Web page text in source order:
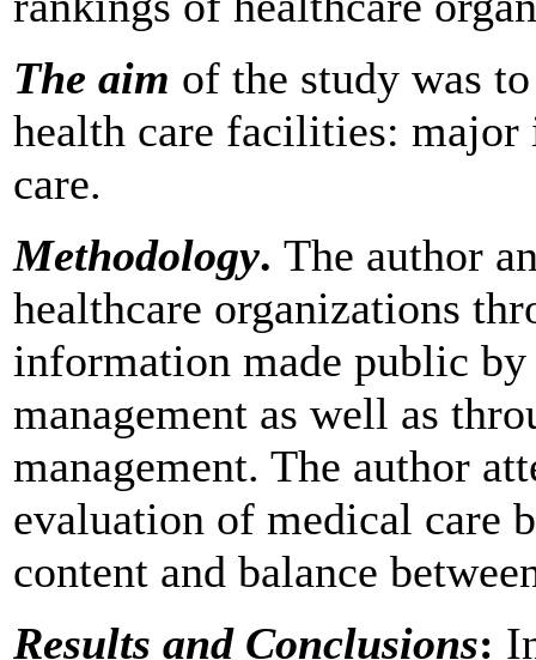
The aim of the study was
health care facilities:
care.
Methodology. The author
healthcare organizations
information made public
management as well as
management. The author
evaluation of medical care
content and balance
Results and Conclusions: